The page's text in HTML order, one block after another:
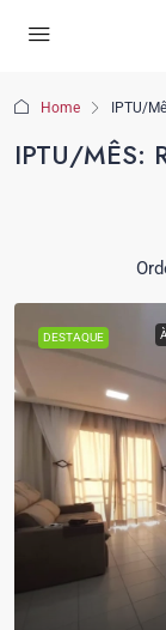
Home IPTU/
IPTU/MÊS:
DESTAQUE